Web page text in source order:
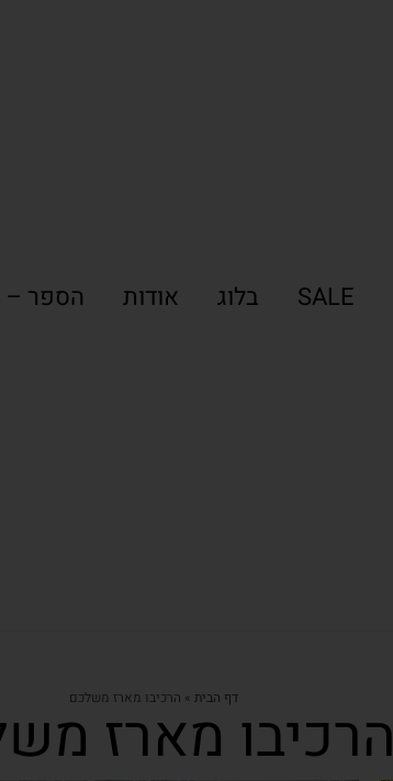
SALE בלוג אודות הספר –
דף הבית » הרכיבו מארז משלכם
הרכיבו מארז